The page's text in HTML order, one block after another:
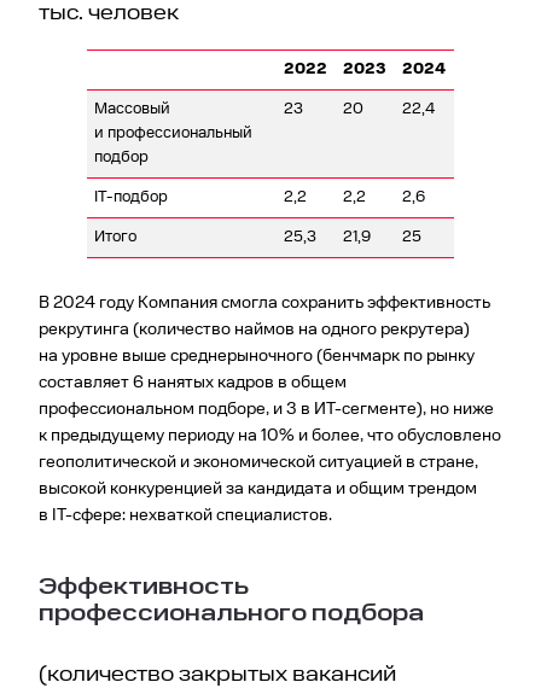
тыс. человек
2022 2023 2024
Массовый
и профессиональный
подбор
23 20 22,4
IT-подбор 2,2 2,2 2,6
Итого 25,3 21,9 25
В 2024 году Компания смогла сохранить эффективность
рекрутинга (количество наймов на одного рекрутера)
на уровне выше среднерыночного (бенчмарк по рынку
составляет 6 нанятых кадров в общем
профессиональном подборе, и 3 в ИТ-сегменте), но ниже
к предыдущему периоду на 10% и более, что обусловлено
геополитической и экономической ситуацией в стране,
высокой конкуренцией за кандидата и общим трендом
в IT-сфере: нехваткой специалистов.
Эффективность
профессионального подбора
(количество закрытых вакансий